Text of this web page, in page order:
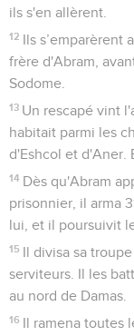
ils s'en allèrent.
12
Ils
frère d'Abram,
Sodome.
13 Un rescapé vint
habitait parmi les
d'Eshcol et d'Aner.
14 Dès qu'Abram
prisonnier, il arma
lui, et il poursuivit
15
Il divisa sa
serviteurs. Il les
au nord de Damas.
16
Il ramena toutes